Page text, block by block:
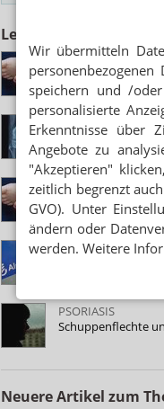
Wir übermitteln
speichern und /
personalisierte
Erkenntnisse über
Angebote zu
"Akzeptieren"
zeitlich begrenzt
GVO). Unter
ändern oder
werden. Weitere
Lesen Sie auch
Schuppenflechte:
Psoriasis-Arthritis:
Schuppenflechte:
PSORIASIS
PSORIASIS
Schuppenflechte
Neuere Artikel zum